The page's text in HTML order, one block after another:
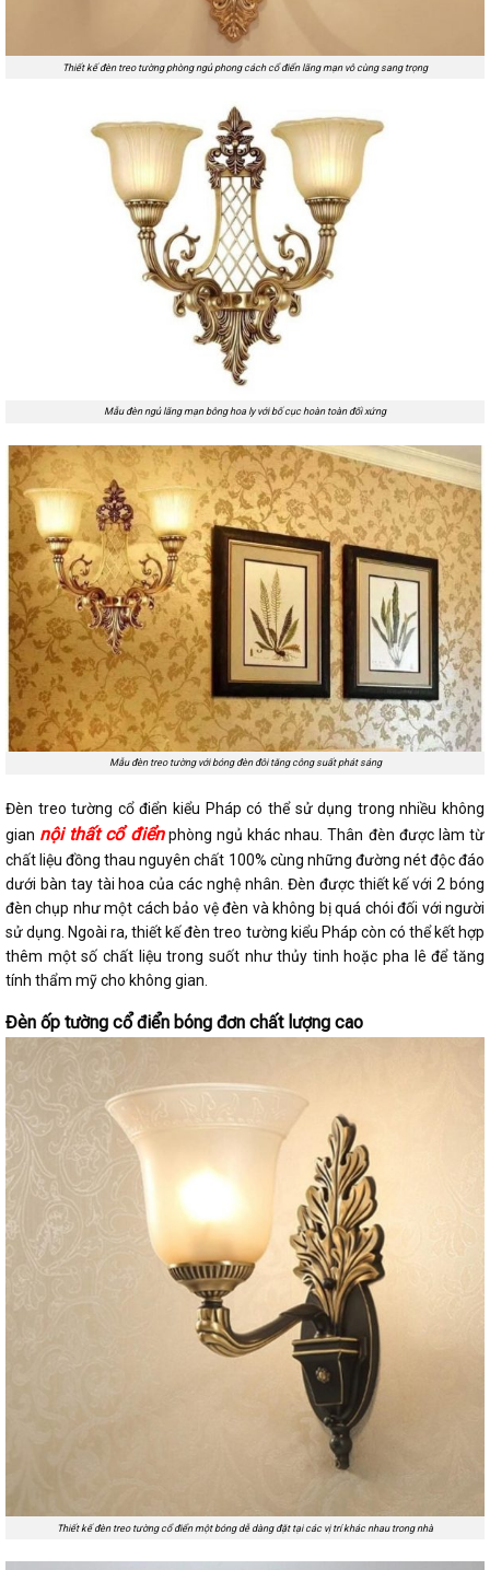
Thiết kế đèn treo tường phòng ngủ phong cách cổ điển lãng mạn vô cùng sang trọng
Mẫu đèn ngủ lãng mạn bông hoa ly với bố cục hoàn toàn đối xứng
Mẫu đèn treo tường với bóng đèn đôi tăng công suất phát sáng
Đèn treo tường cổ điển kiểu Pháp có thể sử dụng trong nhiều không
gian nội thất cổ điểnphòng ngủ khác nhau. Thân đèn được làm từ
chất liệu đồng thau nguyên chất 100% cùng những đường nét độc đáo
dưới bàn tay tài hoa của các nghệ nhân. Đèn được thiết kế với 2 bóng
đèn chụp như một cách bảo vệ đèn và không bị quá chói đối với người
sử dụng. Ngoài ra, thiết kế đèn treo tường kiểu Pháp còn có thể kết hợp
thêm một số chất liệu trong suốt như thủy tinh hoặc pha lê để tăng
tính thẩm mỹ cho không gian.
Đèn ốp tường cổ điển bóng đơn chất lượng cao
Thiết kế đèn treo tường cổ điển một bóng dễ dàng đặt tại các vị trí khác nhau trong nhà